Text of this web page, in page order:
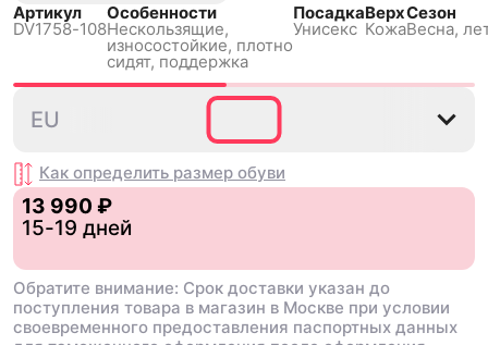
Артикул
DV1758-108
Особенности
Нескользящиe,
износостойкие, плотно
сидят, поддержка
Посадка
Унисекс
Верх
Кожа
Сезон
Весна,
38.5
EU
Как определить размер обуви
13 990 ₽
15-19 дней
Обратите внимание: Срок доставки указан до
поступления товара в магазин в Москве при условии
своевременного предоставления паспортных данных